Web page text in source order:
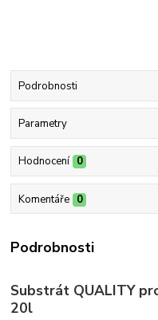
Podrobnosti
Parametry
Hodnocení 0
Komentáře 0
Podrobnosti
Substrát QUALITY
20l